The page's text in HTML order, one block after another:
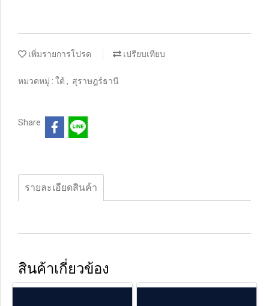
เพิ่มรายการโปรด เปรียบเทียบ
หมวดหมู่ : ใต้ , สุราษฎร์ธานี
Share
รายละเอียดสินค้า
สินค้าเกี่ยวข้อง